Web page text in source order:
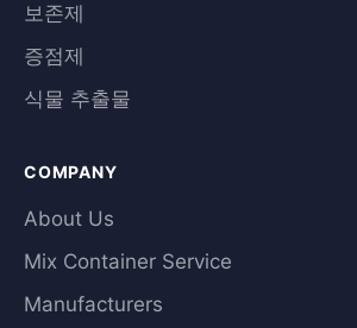
보존제
증점제
식물 추출물
COMPANY
About Us
Mix Container Service
Manufacturers